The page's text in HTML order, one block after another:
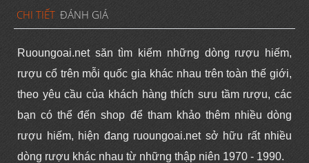
CHI TIẾT ĐÁNH GIÁ
Ruoungoai.netsăn tìm kiếm những dòng rượu hiếm,
rượu cổ trên mỗi quốc gia khác nhau trên toàn thế giới,
theo yêu cầu của khách hàng thích sưu tầm rượu, các
bạn có thể đến shop để tham khảo thêm nhiều dòng
rượu hiếm, hiện đang ruoungoai.net sở hữu rất nhiều
dòng rượu khác nhau từ những thập niên 1970 - 1990.